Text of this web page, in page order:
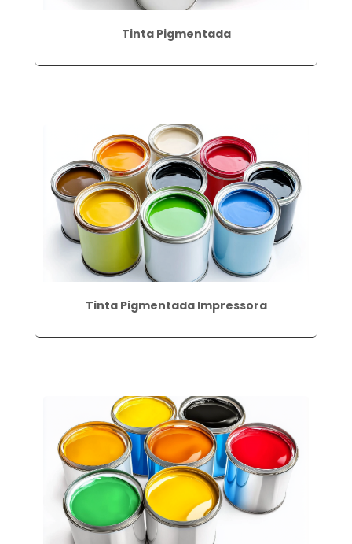
Tinta Pigmentada
Tinta Pigmentada Impressora